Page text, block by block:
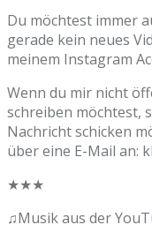
Du möchtest immer
gerade kein neues
meinem Instagram
Wenn du mir nicht
schreiben möchtest,
Nachricht schicken
über eine E-Mail an:
★★★
♫Musik aus der